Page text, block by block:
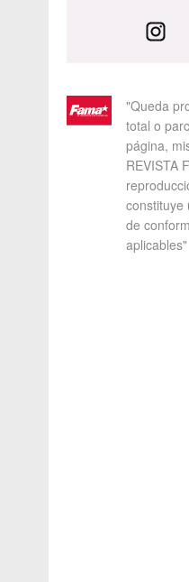
"Queda
total o
página,
REVISTA
constituye
de
aplicables"